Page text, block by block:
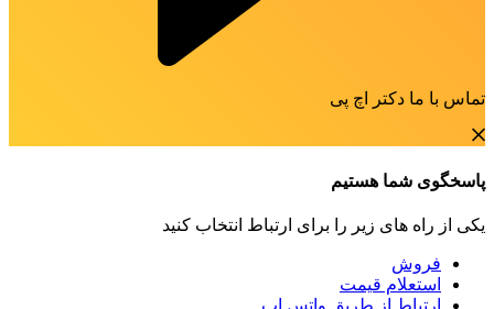
تماس با ما دکتر اچ پی
پاسخگوی شما هستیم
یکی از راه های زیر را برای ارتباط انتخاب کنید
فروش
استعلام قیمت
ارتباط از طریق واتس اپ